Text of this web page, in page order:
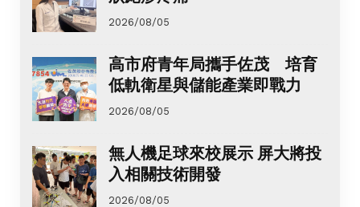
2026/08/05
高市府青年局攜手佐茂 培育
低軌衛星與儲能產業即戰力
2026/08/05
無人機足球來校展示 屏大將投
入相關技術開發
2026/08/05